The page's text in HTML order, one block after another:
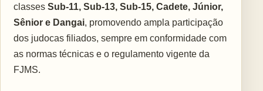
classes Sub-11, Sub-13, Sub-15, Cadete, Júnior,
Sênior e Dangai, promovendo ampla participação
dos judocas filiados, sempre em conformidade com
as normas técnicas e o regulamento vigente da
FJMS.